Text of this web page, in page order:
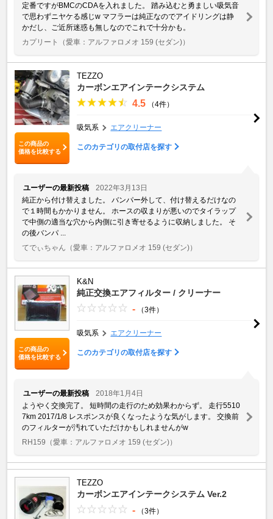
定番ですがBMCのCDAを入れました。 踏み込むと勇ましい吸気音
で思わずニヤケる感じw マフラーは純正なのでアイドリングは静
かだし、ご近所迷惑も無しなのでこれで十分かも。
カプリート
（愛車：アルファロメオ 159 (セダン)）
この商品の
価格を比較する
TEZZO
カーボンエアインテークシステム
4.5 （4件）
吸気系 エアクリーナー
このカテゴリの取付店を探す
ユーザーの最新投稿
2022年3月13日
純正から付け替えました。 バンパー外して、付け替えるだけなの
で１時間もかかりません。 ホースの収まりが悪いのでタイラップ
で中側の適当な穴から内側に引き寄せるように収納しました。 そ
の後バンパ ...
てでぃちゃん （愛車：アルファロメオ 159 (セダン)）
この商品の
価格を比較する
K&N
純正交換エアフィルター / クリーナー
- （3件）
吸気系 エアクリーナー
このカテゴリの取付店を探す
ユーザーの最新投稿
2018年1月4日
ようやく交換完了。 短時間の走行のため効果わからず。 走行5510
7km 2017/1/8 レスポンスが良くなったような気がします。 交換前
のフィルターが汚れていただけかもしれませんがw
RH159 （愛車：アルファロメオ 159 (セダン)）
TEZZO
カーボンエアインテークシステム Ver.2
- （3件）